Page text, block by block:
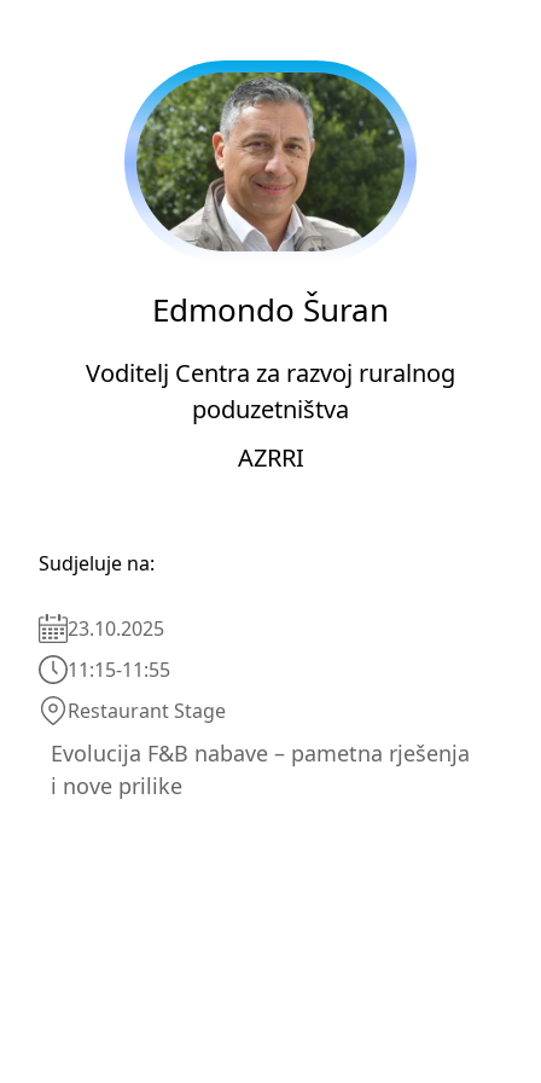
Edmondo Šuran
Voditelj Centra za razvoj ruralnog
poduzetništva
AZRRI
Sudjeluje na:
23.10.2025
11:15-11:55
Restaurant Stage
Evolucija F&B nabave – pametna rješenja
i nove prilike